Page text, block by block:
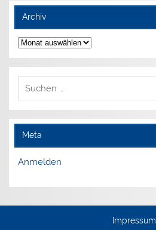
Archiv
Archiv
Meta
Anmelden
Impressum